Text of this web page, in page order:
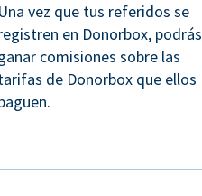
Una vez que tus referidos se
en Donorbox, podrás
comisiones sobre las
de Donorbox que ellos